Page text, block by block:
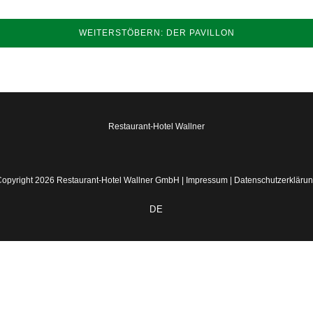
WEITERSTÖBERN: DER PAVILLON
Restaurant-Hotel Wallner
2026 Restaurant-Hotel Wallner GmbH | Impressum|
DE